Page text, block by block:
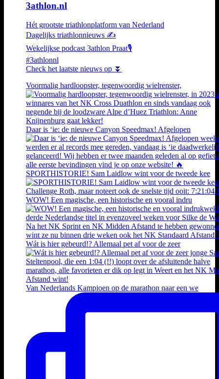
3athlon.nl
Hét grootste triathlonplatform van Nederland
Dagelijks triathlonnieuws ✍️
Wekelijkse podcast 3athlon Praat🎙️
#3athlonnl
Check het laatste nieuws op ⏬
Voormalig hardloopster, tegenwoordig wielrenster,
Daar is ‘ie: de nieuwe Canyon Speedmax! Afgelopen
SPORTHISTORIE! Sam Laidlow wint voor de tweede kee
WOW! Een magische, een historische en vooral indru
Wát is hier gebeurd!? Allemaal pet af voor de zeer
Van Nederlands Kampioen op de marathon naar een we